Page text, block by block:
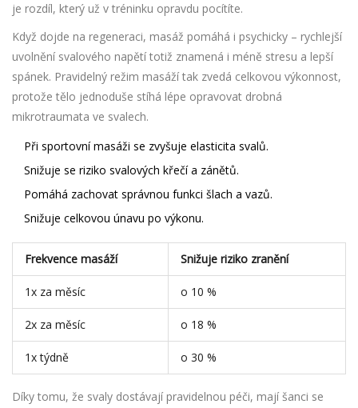
je rozdíl, který už v tréninku opravdu pocítíte.
Když dojde na regeneraci, masáž pomáhá i psychicky – rychlejší
uvolnění svalového napětí totiž znamená i méně stresu a lepší
spánek. Pravidelný režim masáží tak zvedá celkovou výkonnost,
protože tělo jednoduše stíhá lépe opravovat drobná
mikrotraumata ve svalech.
Při sportovní masáži se zvyšuje elasticita svalů.
Snižuje se riziko svalových křečí a zánětů.
Pomáhá zachovat správnou funkci šlach a vazů.
Snižuje celkovou únavu po výkonu.
Frekvence masáží Snižuje riziko zranění
1x za měsíc o 10 %
2x za měsíc o 18 %
1x týdně o 30 %
Díky tomu, že svaly dostávají pravidelnou péči, mají šanci se